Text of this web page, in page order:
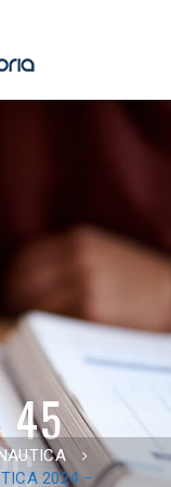
45
2024 –